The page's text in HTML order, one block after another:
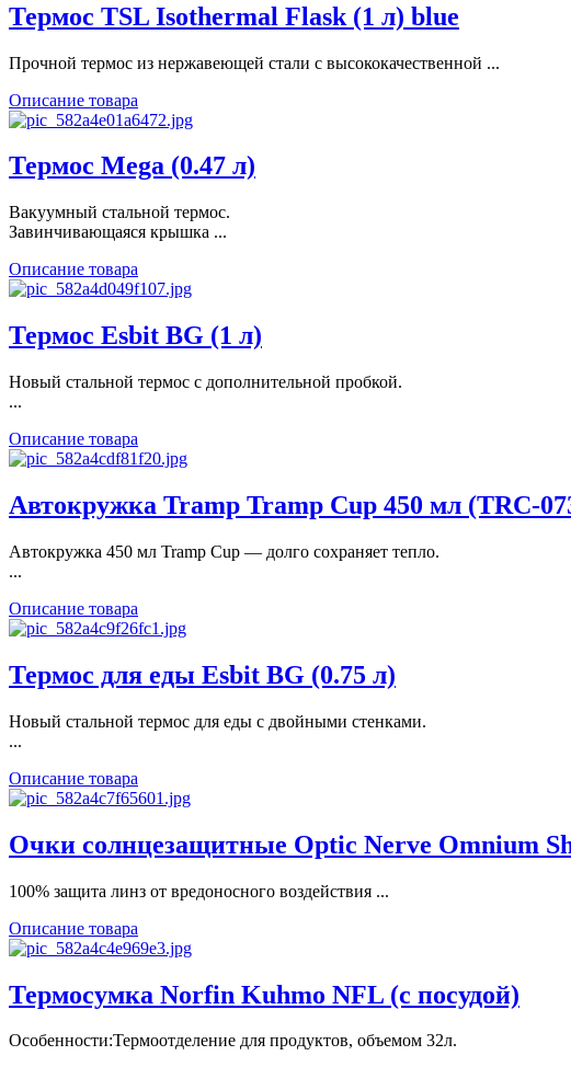
Термос TSL Isothermal Flask (1 л) blue
Прочной термос из нержавеющей стали с высококачественной ...
Описание товара
Термос Mega (0.47 л)
Вакуумный стальной термос.
Завинчивающаяся крышка ...
Описание товара
Термос Esbit BG (1 л)
Новый стальной термос с дополнительной пробкой.
...
Описание товара
Автокружка Tramp Tramp Cup 450 мл (TRC-
Автокружка 450 мл Tramp Cup — долго сохраняет тепло.
...
Описание товара
Термос для еды Esbit BG (0.75 л)
Новый стальной термос для еды с двойными стенками.
...
Описание товара
Очки солнцезащитные Optic Nerve Omnium
100% защита линз от вредоносного воздействия ...
Описание товара
Термосумка Norfin Kuhmo NFL (с посудой)
Особенности:Термоотделение для продуктов, объемом 32л.